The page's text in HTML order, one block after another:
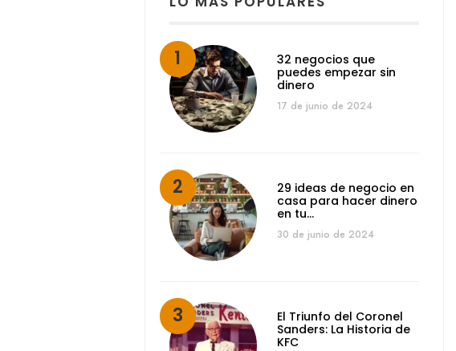
32 negocios que
puedes empezar sin
dinero
17 de junio de 2024
29 ideas de negocio en
casa para hacer dinero
en tu…
30 de junio de 2024
El Triunfo del Coronel
Sanders: La Historia de
KFC